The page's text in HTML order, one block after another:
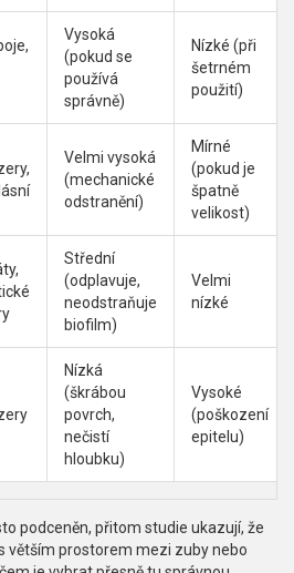
Vysoká
(pokud se
používá
správně)
Nízké (při
šetrném
použití)
Velmi vysoká
(mechanické
odstranění)
Mírné
(pokud je
špatně
velikost)
Střední
(odplavuje,
neodstraňuje
biofilm)
Velmi
nízké
Nízká
(škrábou
povrch,
nečistí
hloubku)
Vysoké
(poškození
epitelu)
podceněn, přitom studie ukazují, že
větším prostorem mezi zuby nebo